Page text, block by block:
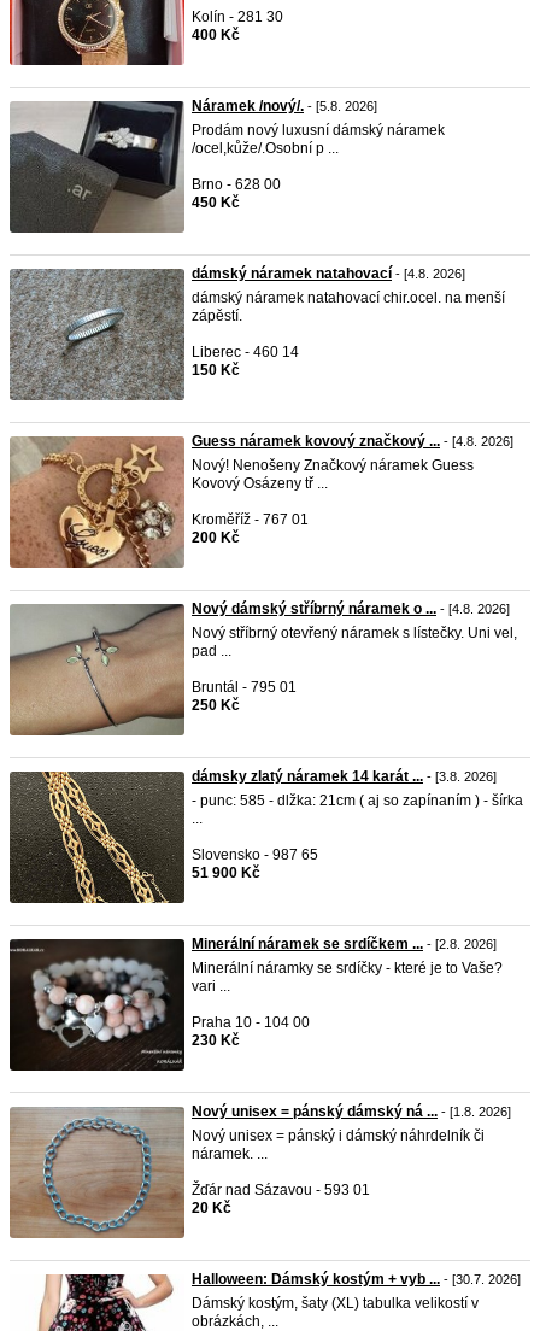
Kolín - 281 30
400 Kč
Náramek /nový/. - [5.8. 2026]
Prodám nový luxusní dámský náramek
/ocel,kůže/.Osobní p ...
Brno - 628 00
450 Kč
dámský náramek natahovací - [4.8. 2026]
dámský náramek natahovací chir.ocel. na menší
zápěstí.
Liberec - 460 14
150 Kč
Guess náramek kovový značkový ... - [4.8. 2026]
Nový! Nenošeny Značkový náramek Guess
Kovový Osázeny tř ...
Kroměříž - 767 01
200 Kč
Nový dámský stříbrný náramek o ... - [4.8. 2026]
Nový stříbrný otevřený náramek s lístečky. Uni vel,
pad ...
Bruntál - 795 01
250 Kč
dámsky zlatý náramek 14 karát ... - [3.8. 2026]
- punc: 585 - dlžka: 21cm ( aj so zapínaním ) - šírka
...
Slovensko - 987 65
51 900 Kč
Minerální náramek se srdíčkem ... - [2.8. 2026]
Minerální náramky se srdíčky - které je to Vaše?
vari ...
Praha 10 - 104 00
230 Kč
Nový unisex = pánský dámský ná ... - [1.8. 2026]
Nový unisex = pánský i dámský náhrdelník či
náramek. ...
Žďár nad Sázavou - 593 01
20 Kč
Halloween: Dámský kostým + vyb ... - [30.7. 2026]
Dámský kostým, šaty (XL) tabulka velikostí v
obrázkách, ...